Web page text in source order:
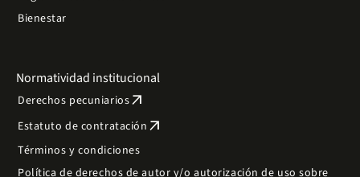
Bienestar
Normatividad institucional
Derechos pecuniariosarrow_outward
Estatuto de contratación arrow_outward
Términos y condiciones
Política de derechos de autor y/o autorización de uso sobre